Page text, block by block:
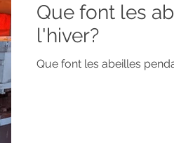
Que font les
l'hiver?
Que font les abeilles